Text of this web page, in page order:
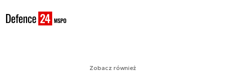
Zobacz również